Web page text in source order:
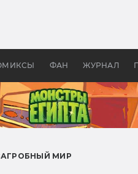
ФАН ЖУРНАЛ
Древней
МИР